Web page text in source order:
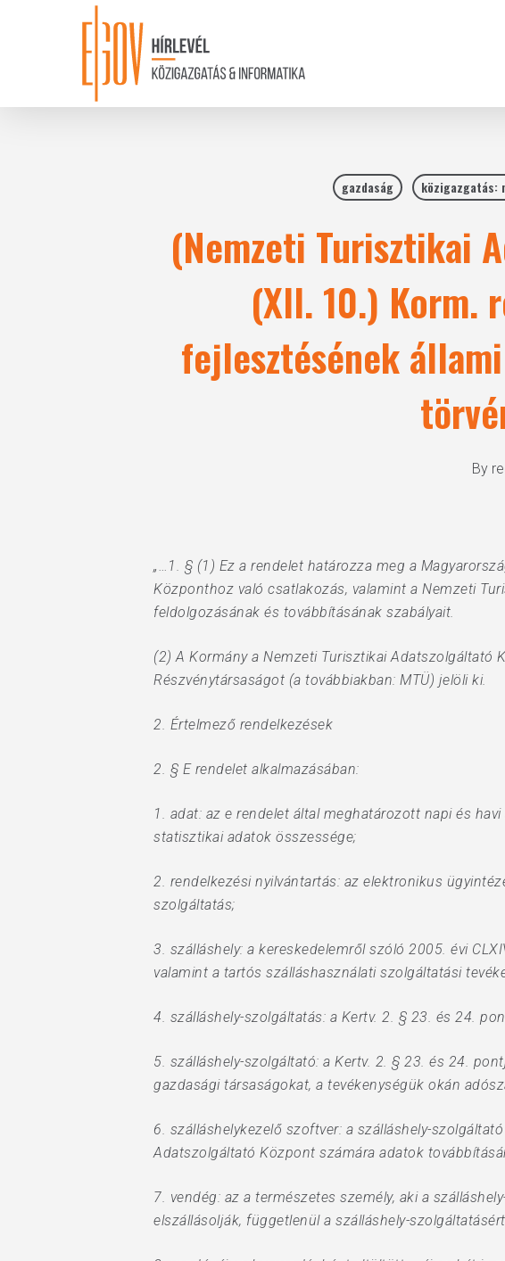
Hit enter to search or ESC to close
gazdaság közigazgatás:
(Nemzeti Turisztikai
(XII. 10.) Korm.
fejlesztésének
By
„…1. § (1) Ez a rendelet határozza meg a
Központhoz való csatlakozás, valamint a Nemzeti
feldolgozásának és továbbításának szabályait.
(2) A Kormány a Nemzeti Turisztikai
Részvénytársaságot (a továbbiakban: MTÜ) jelöli ki.
2. Értelmező rendelkezések
2. § E rendelet alkalmazásában:
1. adat: az e rendelet által meghatározott napi és
statisztikai adatok összessége;
2. rendelkezési nyilvántartás: az elektronikus
szolgáltatás;
3. szálláshely: a kereskedelemről szóló 2005. évi
valamint a tartós szálláshasználati szolgáltatási
4. szálláshely-szolgáltatás: a Kertv. 2. § 23. és 24.
5. szálláshely-szolgáltató: a Kertv. 2. § 23. és 24.
gazdasági társaságokat, a tevékenységük okán
6. szálláshelykezelő szoftver: a szálláshely-
Adatszolgáltató Központ számára adatok
7. vendég: az a természetes személy, aki a
elszállásolják, függetlenül a szálláshely-